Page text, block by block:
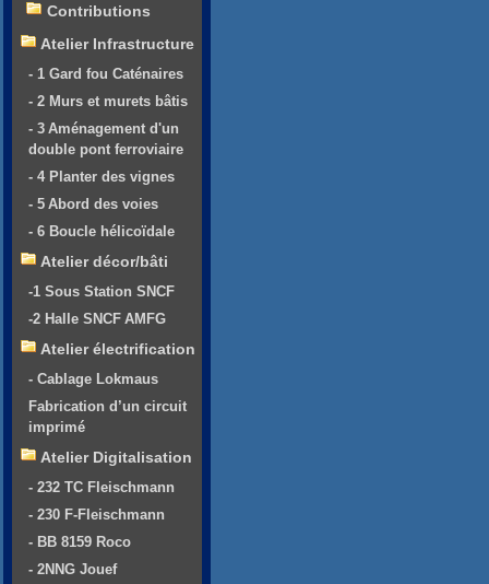
Contributions
Atelier Infrastructure
- 1 Gard fou Caténaires
- 2 Murs et murets bâtis
- 3 Aménagement d'un
double pont ferroviaire
- 4 Planter des vignes
- 5 Abord des voies
- 6 Boucle hélicoïdale
Atelier décor/bâti
-1 Sous Station SNCF
-2 Halle SNCF AMFG
Atelier électrification
- Cablage Lokmaus
Fabrication d’un circuit
imprimé
Atelier Digitalisation
- 232 TC Fleischmann
- 230 F-Fleischmann
- BB 8159 Roco
- 2NNG Jouef